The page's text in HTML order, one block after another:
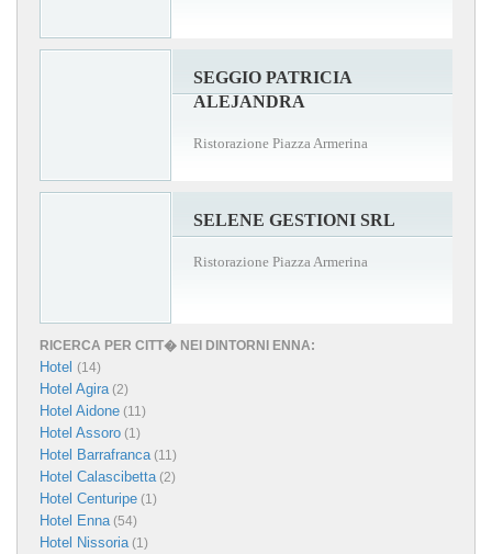
SEGGIO PATRICIA
ALEJANDRA
Ristorazione Piazza Armerina
SELENE GESTIONI SRL
Ristorazione Piazza Armerina
RICERCA PER CITT� NEI DINTORNI ENNA:
Hotel (14)
Hotel Agira(2)
Hotel Aidone (11)
Hotel Assoro (1)
Hotel Barrafranca(11)
Hotel Calascibetta(2)
Hotel Centuripe (1)
Hotel Enna(54)
Hotel Nissoria(1)